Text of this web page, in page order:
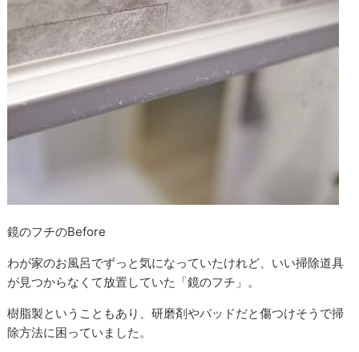
鏡のフチのBefore
わが家のお風呂でずっと気になっていたけれど、いい掃除道具
が見つからなくて放置していた「鏡のフチ」。
樹脂製ということもあり、研磨剤やパッドだと傷つけそうで掃
除方法に困っていました。